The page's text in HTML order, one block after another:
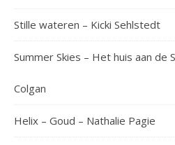
Stille wateren – Kicki Sehlstedt
Summer Skies – Het huis aan de
Colgan
Helix – Goud – Nathalie Pagie